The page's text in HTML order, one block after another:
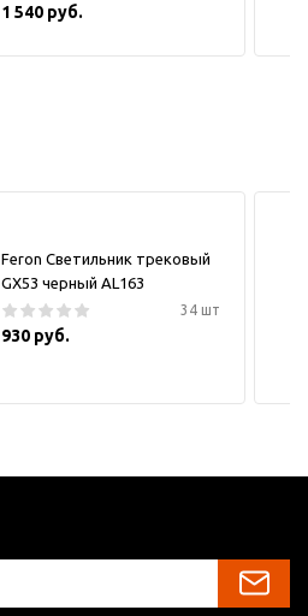
1 540 руб.
Feron Светильник трековый
GX53 черный AL163
34 шт
930 руб.